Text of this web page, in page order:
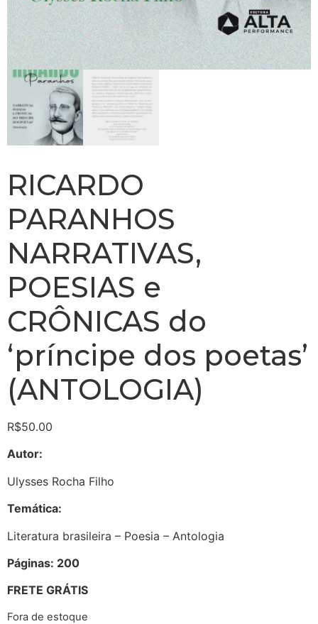
RICARDO
PARANHOS
NARRATIVAS,
POESIAS e
CRÔNICAS do
‘príncipe dos poetas’
(ANTOLOGIA)
R$50.00
Autor:
Ulysses Rocha Filho
Temática:
Literatura brasileira – Poesia – Antologia
Páginas: 200
FRETE GRÁTIS
Fora de estoque